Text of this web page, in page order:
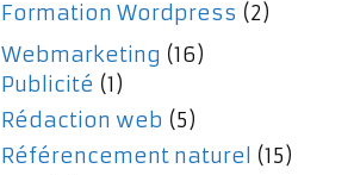
Formation Wordpress (2)
Webmarketing (16)
Publicité (1)
Rédaction web (5)
Référencement naturel (15)